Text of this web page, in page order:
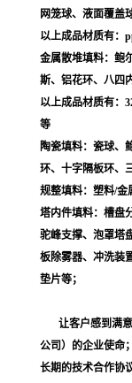
网笼球、液面覆盖
以上成品材质有：
金属散堆填料：鲍
斯、铝花环、八四
以上成品材质有：
等
陶瓷填料：瓷球、
环、十字隔板环、
规整填料：塑料/金
塔内件填料：槽盘
驼峰支撑、泡罩塔
板除雾器、冲洗装
垫片等；
让客户感到满意
公司）的企业使命
长期的技术合作协